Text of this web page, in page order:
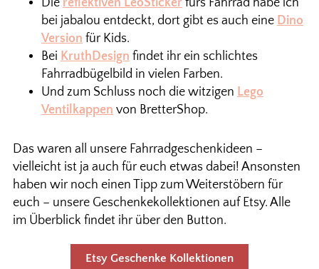
bei jabalou entdeckt, dort gibt es auch eine Dino
Version für Kids.
Bei KruthDesign findet ihr ein schlichtes
Fahrradbügelbild in vielen Farben.
Und zum Schluss noch die witzigen Lego
Ventilkappen von BretterShop.
Das waren all unsere Fahrradgeschenkideen –
vielleicht ist ja auch für euch etwas dabei! Ansonsten
haben wir noch einen Tipp zum Weiterstöbern für
euch – unsere Geschenkekollektionen auf Etsy. Alle
im Überblick findet ihr über den Button.
Etsy Geschenke Kollektionen